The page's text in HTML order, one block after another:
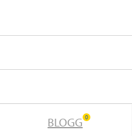
BLOGG 0